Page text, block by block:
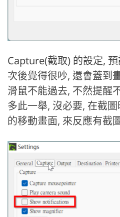
Capture(截取) 的設定,
次後覺得很吵, 還會蓋到
滑鼠不能過去, 不然提醒
多此一舉, 沒必要, 在截
的移動畫面, 來反應有截